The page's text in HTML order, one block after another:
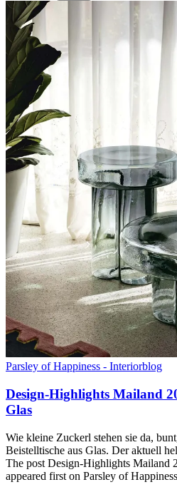
Parsley of Happiness - Interiorblog
Design-Highlights Mailand
Glas
Wie kleine Zuckerl stehen sie da,
Beistelltische aus Glas. Der aktuell
The post Design-Highlights Mailand
appeared first on Parsley of